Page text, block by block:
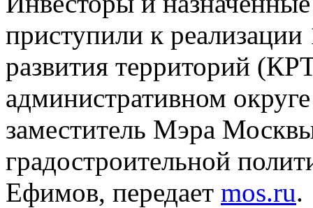
приступили к
развития территорий
административном
заместитель Мэра
градостроительной
Ефимов, передает mos.ru.